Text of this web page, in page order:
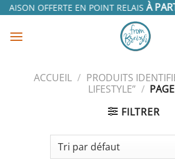
Passer
contenu
OFFERTE EN POINT RELAISÀ
ACCUEIL / PRODUITS
LIFESTYLE” /
FILTRER